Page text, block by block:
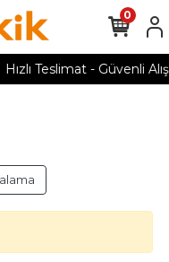
Hızlı Teslimat - Güvenli
0